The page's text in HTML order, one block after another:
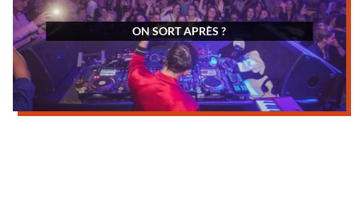
ON SORT APRÈS ?